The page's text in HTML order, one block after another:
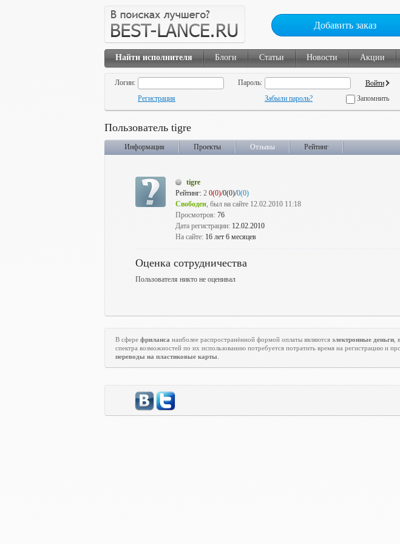
Добавить заказ
Найти исполнителя Блоги Статьи Новости Акции
Логин:
Пароль:
Регистрация
Забыли пароль? Запомнить
Пользователь tigre
Информация Проекты Отзывы Рейтинг
tigre
Рейтинг: 2 0(0)/0(0)/0(0)
Свободен, был на сайте 12.02.2010 11:18
Просмотров: 76
Дата регистрации: 12.02.2010
На сайте: 16 лет 6 месяцев
Оценка сотрудничества
Пользователя никто не оценивал
В сфере фриланса наиболее распространённой формой оплаты являются электронные деньги
спектра возможностей по их использованию потребуется потратить время на регистрацию и
переводы на пластиковые карты